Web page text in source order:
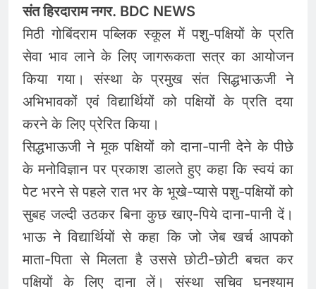
संत हिरदाराम नगर. BDC NEWS
मिठी गोबिंदराम पब्लिक स्कूल में पशु-पक्षियों के प्रति
सेवा भाव लाने के लिए जागरूकता सत्र का आयोजन
किया गया। संस्था के प्रमुख संत सिद्धभाऊजी ने
अभिभावकों एवं विद्यार्थियों को पक्षियों के प्रति दया
करने के लिए प्रेरित किया।
सिद्धभाऊजी ने मूक पक्षियों को दाना-पानी देने के पीछे
के मनोविज्ञान पर प्रकाश डालते हुए कहा कि स्वयं का
पेट भरने से पहले रात भर के भूखे-प्यासे पशु-पक्षियों को
सुबह जल्दी उठकर बिना कुछ खाए-पिये दाना-पानी दें।
भाऊ ने विद्यार्थियों से कहा कि जो जेब खर्च आपको
माता-पिता से मिलता है उससे छोटी-छोटी बचत कर
पक्षियों के लिए दाना लें। संस्था सचिव घनश्याम